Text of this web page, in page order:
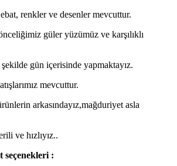
renkler ve desenler mevcuttur.
güler yüzümüz ve karşılıklı
şekilde gün içerisinde yapmaktayız.
mevcuttur.
arkasındayız,mağduriyet asla
ve hızlıyız..
seçenekleri :